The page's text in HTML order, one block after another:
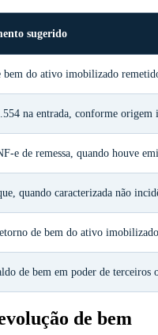
sugerido
bem do ativo imobilizado
na entrada, conforme origem
e de remessa, quando houve
quando caracterizada não
de bem do ativo
de bem em poder de terceiros
de bem